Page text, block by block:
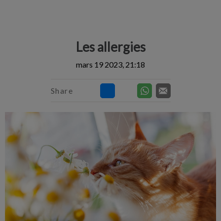
Les allergies
mars 19 2023, 21:18
Share